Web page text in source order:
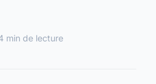
min de lecture